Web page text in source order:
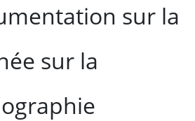
sur la
sur la